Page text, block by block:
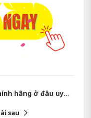
hãng ở đâu uy tín?
sau